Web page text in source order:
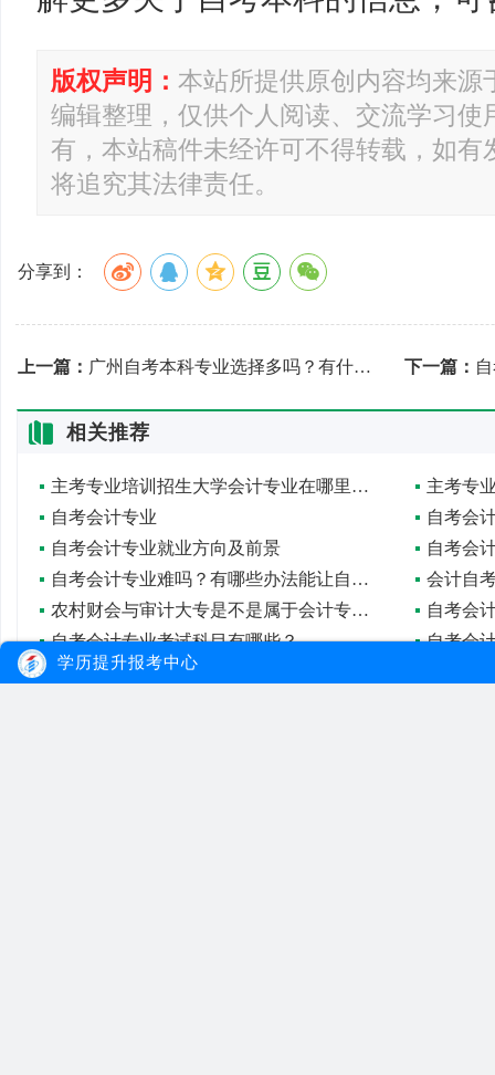
版权声明： 本站所提供原创内容均来源
编辑整理，仅供个人阅读、交流学习使
有，本站稿件未经许可不得转载，如有
将追究其法律责任。
分享到：
上一篇： 广州自考本科专业选择多吗？有什么学习方式？ 下一篇：
相关推荐
主考专业培训招生大学会计专业在哪里报名？
主考专
自考会计专业
自考会
自考会计专业就业方向及前景
自考会
自考会计专业难吗？有哪些办法能让自考简单点？
会计自
农村财会与审计大专是不是属于会计专业？
自考会
自考会计专业考试科目有哪些？
自考会
学历提升报考中心